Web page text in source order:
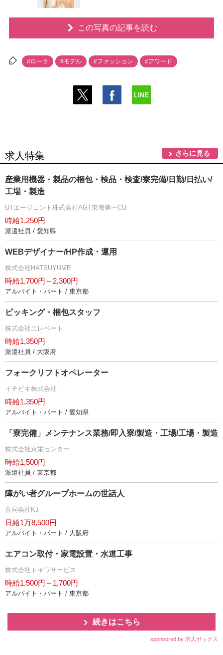
この写真の記事を読む
#ローラ #モデル #ファッション #アワード
求人特集 さらに見る
産業用機器・製品の梱包・検品・検査/寮完備/日勤/日払い/
工場・製造
UTエージェント株式会社AGT東海第一CU
時給1,250円
派遣社員 / 愛知県
WEBデザイナー/HP作成・運用
株式会社HATSUYUME
時給1,700円～2,300円
アルバイト・パート / 東京都
ピッキング・梱包スタッフ
株式会社エレベート
時給1,350円
派遣社員 / 大阪府
フォークリフトオペレーター
イチビキ株式会社
時給1,350円
アルバイト・パート / 愛知県
「寮完備」メンテナンス業務/即入寮/製造・工場/工場・製造
株式会社京栄センター
時給1,500円
派遣社員 / 東京都
障がい者グループホームの世話人
合同会社KJ
日給1万8,500円
アルバイト・パート / 大阪府
エアコン取付・家電設置・水道工事
株式会社トキワサービス
時給1,500円～1,700円
アルバイト・パート / 東京都
続きはこちら
sponsored by 求人ボックス